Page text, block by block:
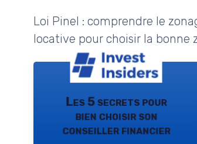
Loi Pinel : comprendre le
locative pour choisir la bonne
Les 5 secrets pour
bien choisir son
conseiller financier